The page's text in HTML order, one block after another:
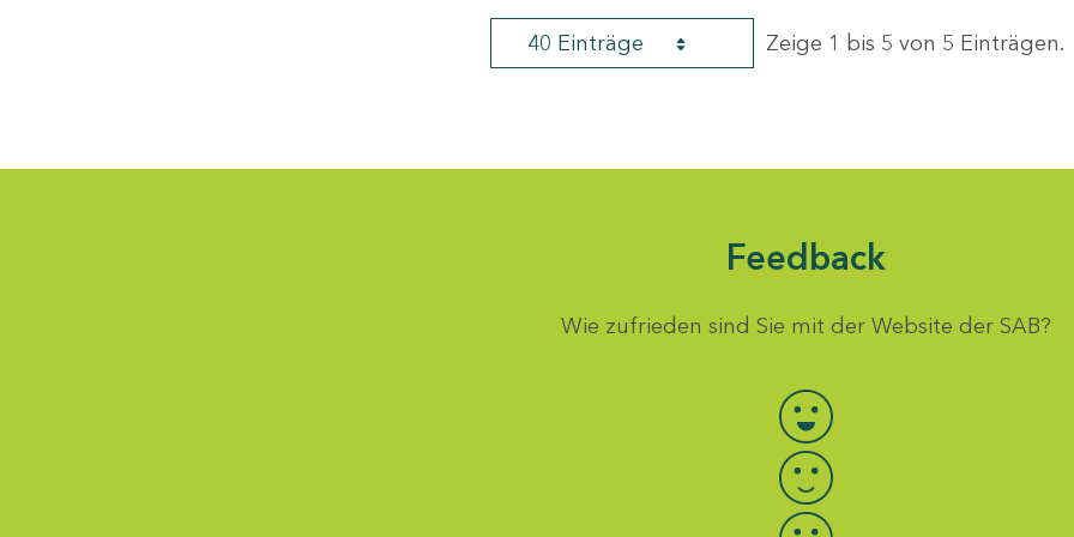
40 Einträge Zeige 1 bis 5 von 5 Einträgen.
Feedback
Wie zufrieden sind Sie mit der Website der SAB?
Bewertung auswählen